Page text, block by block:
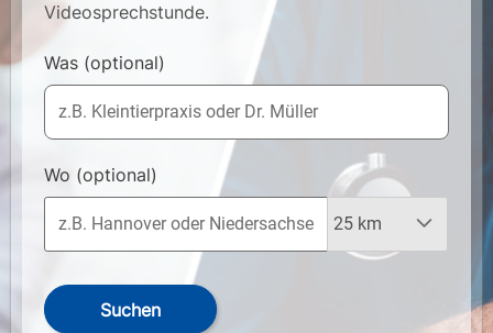
Videosprechstunde.
Was (optional)
Wo (optional)
Suchen